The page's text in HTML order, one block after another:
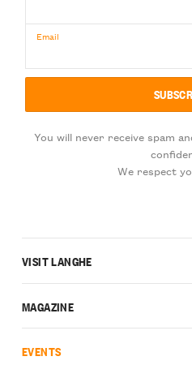
Email
You will never receive spam
We respect
VISIT LANGHE
MAGAZINE
EVENTS